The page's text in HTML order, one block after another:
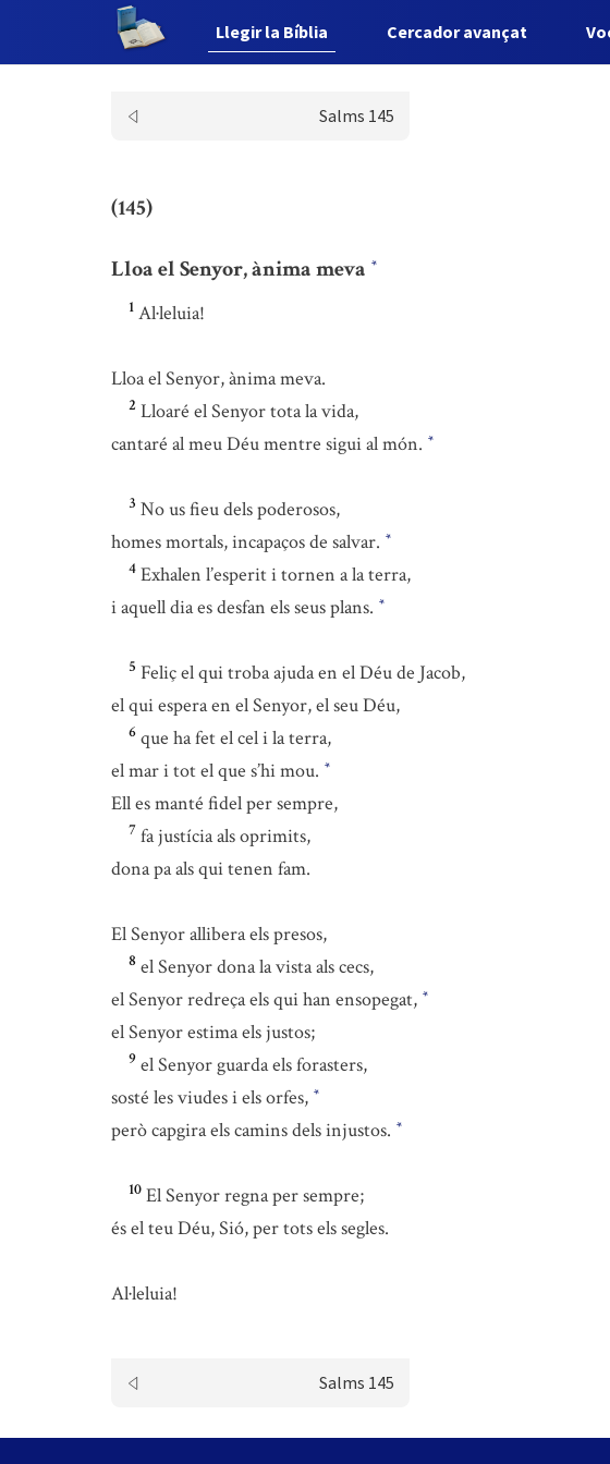
Llegir la Bíblia Cercador avançat
Salms 145
(145)
Lloa el Senyor, ànima meva *
1 Al·leluia!
Lloa el Senyor, ànima meva.
2 Lloaré el Senyor tota la vida,
cantaré al meu Déu mentre sigui al món. *
3 No us fieu dels poderosos,
homes mortals, incapaços de salvar. *
4 Exhalen l’esperit i tornen a la terra,
i aquell dia es desfan els seus plans. *
5 Feliç el qui troba ajuda en el Déu de Jacob,
el qui espera en el Senyor, el seu Déu,
6 que ha fet el cel i la terra,
el mar i tot el que s’hi mou. *
Ell es manté fidel per sempre,
7 fa justícia als oprimits,
dona pa als qui tenen fam.
El Senyor allibera els presos,
8 el Senyor dona la vista als cecs,
el Senyor redreça els qui han ensopegat, *
el Senyor estima els justos;
9 el Senyor guarda els forasters,
sosté les viudes i els orfes, *
però capgira els camins dels injustos. *
10 El Senyor regna per sempre;
és el teu Déu, Sió, per tots els segles.
Al·leluia!
Salms 145